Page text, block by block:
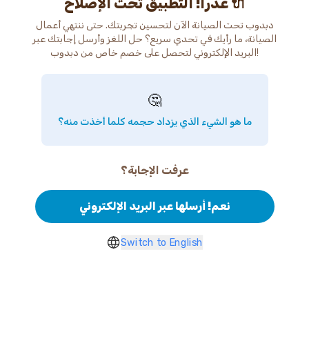
عذراً! التطبيق تحت الإصلاح 🔌
دبدوب تحت الصيانة الآن لتحسين تجربتك. حتى ننتهي أعمال
الصيانة، ما رأيك في تحدي سريع؟ حل اللغز وأرسل إجابتك عبر
البريد الإلكتروني لتحصل على خصم خاص من دبدوب!
🤔
ما هو الشيء الذي يزداد حجمه كلما أخذت منه؟
عرفت الإجابة؟
نعم! أرسلها عبر البريد الإلكتروني
Switch to English